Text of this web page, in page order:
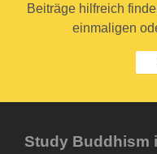
Beiträge hilfreich
einmaligen
Study Buddhism